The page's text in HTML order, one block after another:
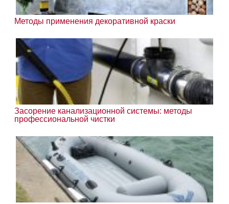
Методы применения декоративной краски
Засорение канализационной системы: методы
профессиональной чистки